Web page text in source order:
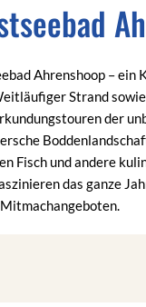
Ahrenshoop – ein
Strand
der
Fisch und andere
das ganze